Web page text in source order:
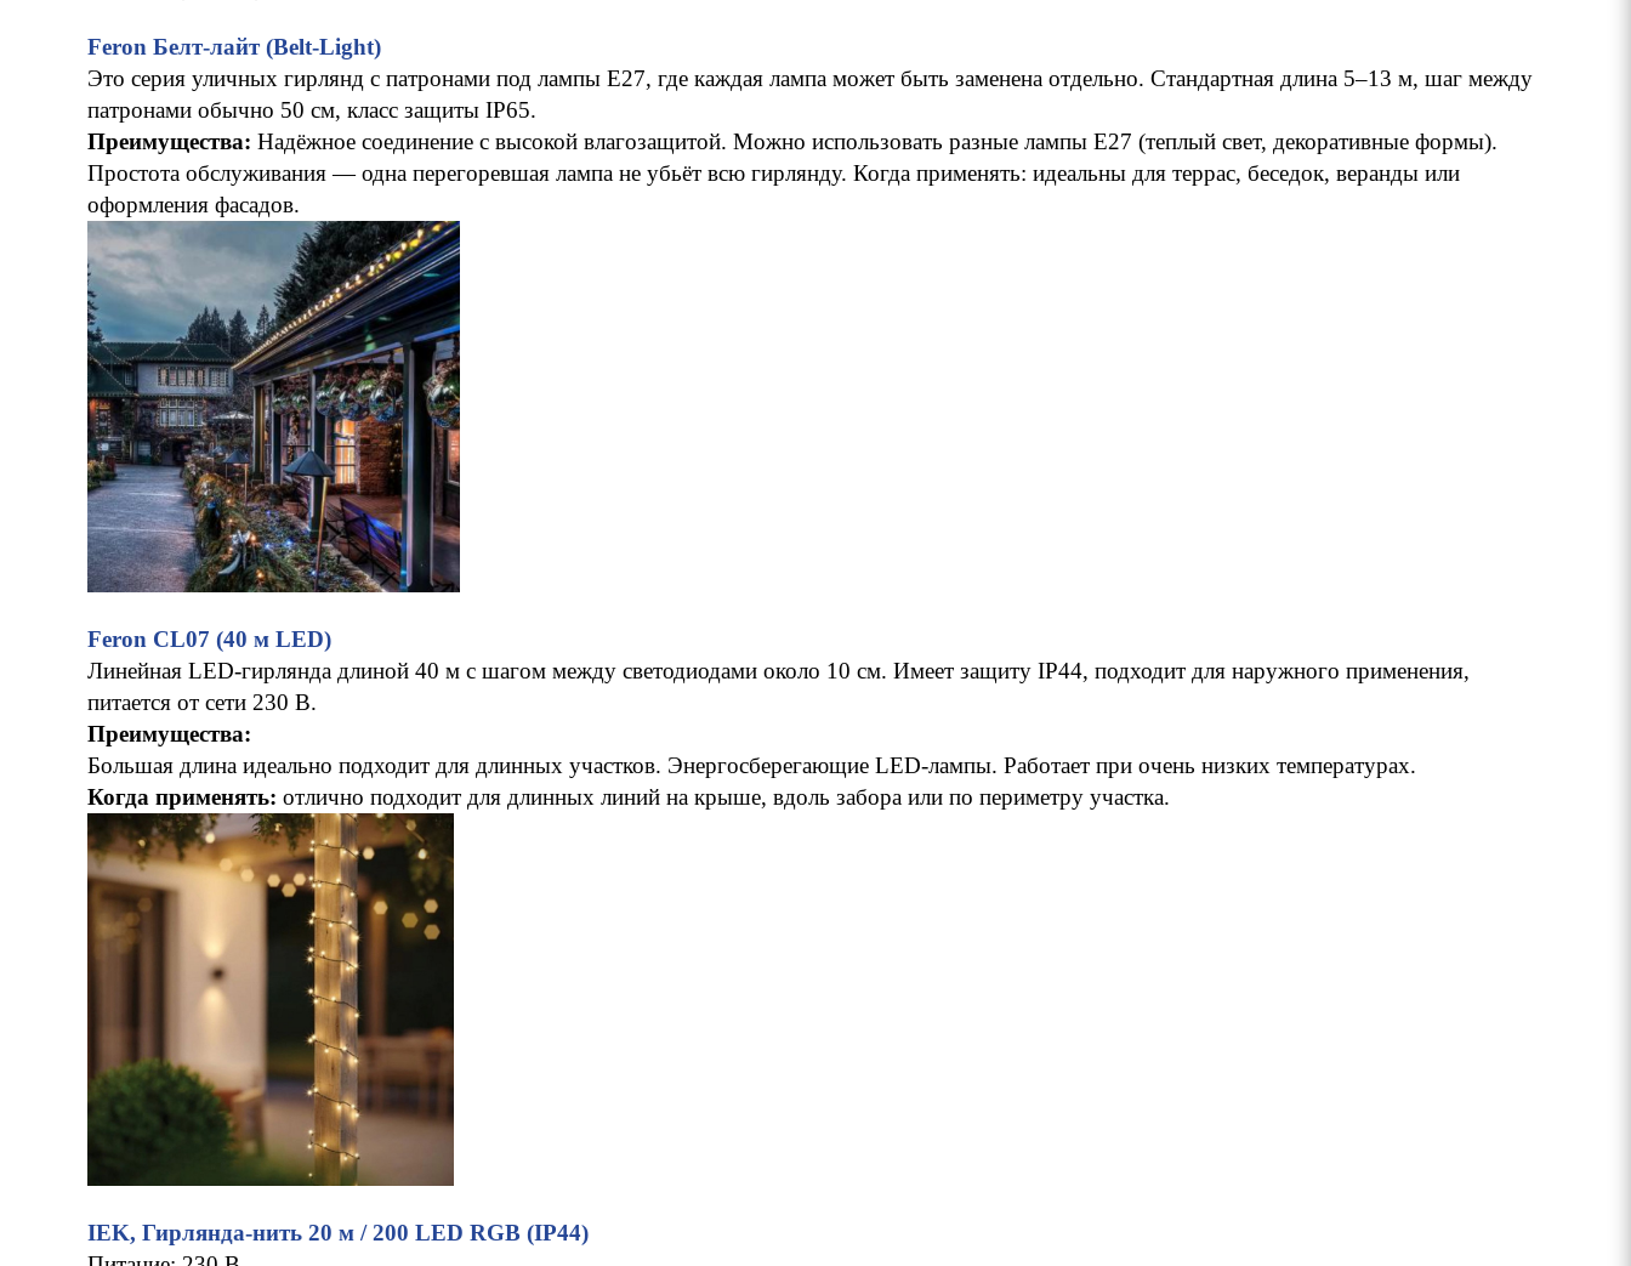
Feron Белт-лайт (Belt-Light)
Это серия уличных гирлянд с патронами под лампы E27, где каждая лампа может быть заменена отдельно. Стандартная длина 5–13 м, шаг между
патронами обычно 50 см, класс защиты IP65.
Преимущества: Надёжное соединение с высокой влагозащитой. Можно использовать разные лампы E27 (теплый свет, декоративные формы).
Простота обслуживания — одна перегоревшая лампа не убьёт всю гирлянду. Когда применять: идеальны для террас, беседок, веранды или
оформления фасадов.
Feron CL07 (40 м LED)
Линейная LED-гирлянда длиной 40 м с шагом между светодиодами около 10 см. Имеет защиту IP44, подходит для наружного применения,
питается от сети 230 В.
Преимущества:
Большая длина идеально подходит для длинных участков. Энергосберегающие LED-лампы. Работает при очень низких температурах.
Когда применять: отлично подходит для длинных линий на крыше, вдоль забора или по периметру участка.
IEK, Гирлянда-нить 20 м / 200 LED RGB (IP44)